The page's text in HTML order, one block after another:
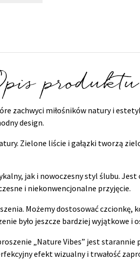
produktu
zachwyci miłośników natury i
design.
Zielone liście i gałązki tworzą
jak i nowoczesny styl ślubu.
i niekonwencjonalne przyjęcie.
Możemy dostosować
było jeszcze bardziej wyjątkowe i
„Nature Vibes” jest
efekt wizualny i trwałość